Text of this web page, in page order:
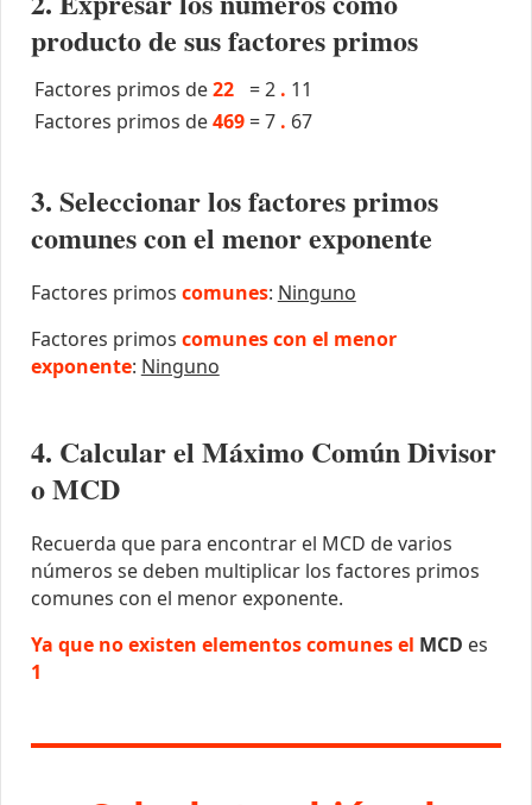
producto de sus factores primos
Factores primos de22 =2 . 11
Factores primos de469 =7 . 67
3. Seleccionar los factores primos
comunes con el menor exponente
Factores primos comunes: Ninguno
Factores primos comunes con el menor
exponente: Ninguno
4. Calcular el Máximo Común Divisor
o MCD
Recuerda que para encontrar el MCD de varios
números se deben multiplicar los factores primos
comunes con el menor exponente.
Ya que no existen elementos comunes el MCD es
1